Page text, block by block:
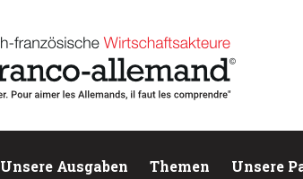
Unsere Ausgaben Themen Unsere